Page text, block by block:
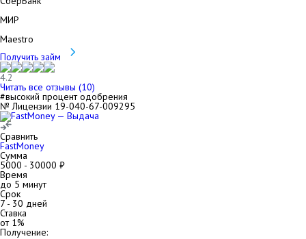
МИР
Maestro
Получить займ
4.2
Читать все отзывы (10)
#высокий процент одобрения
№ Лицензии 19-040-67-009295
Сравнить
FastMoney
Сумма
5000 - 30000 ₽
Время
до 5 минут
Срок
7- 30 дней
Ставка
от 1%
Получение: